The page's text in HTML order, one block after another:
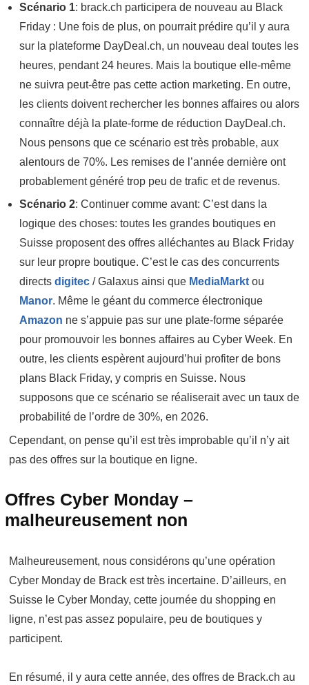
Scénario 1: brack.ch participera de nouveau au Black
Friday : Une fois de plus, on pourrait prédire qu’il y aura
sur la plateforme DayDeal.ch, un nouveau deal toutes les
heures, pendant 24 heures. Mais la boutique elle-même
ne suivra peut-être pas cette action marketing. En outre,
les clients doivent rechercher les bonnes affaires ou alors
connaître déjà la plate-forme de réduction DayDeal.ch.
Nous pensons que ce scénario est très probable, aux
alentours de 70%. Les remises de l’année dernière ont
probablement généré trop peu de trafic et de revenus.
Scénario 2: Continuer comme avant: C’est dans la
logique des choses: toutes les grandes boutiques en
Suisse proposent des offres alléchantes au Black Friday
sur leur propre boutique. C’est le cas des concurrents
directs digitec / Galaxus ainsi que MediaMarkt ou
Manor. Même le géant du commerce électronique
Amazon ne s’appuie pas sur une plate-forme séparée
pour promouvoir les bonnes affaires au Cyber Week. En
outre, les clients espèrent aujourd’hui profiter de bons
plans Black Friday, y compris en Suisse. Nous
supposons que ce scénario se réaliserait avec un taux de
probabilité de l’ordre de 30%, en 2026.
Cependant, on pense qu’il est très improbable qu’il n’y ait
pas des offres sur la boutique en ligne.
Offres Cyber Monday –
malheureusement non
Malheureusement, nous considérons qu’une opération
Cyber Monday de Brack est très incertaine. D’ailleurs, en
Suisse le Cyber Monday, cette journée du shopping en
ligne, n’est pas assez populaire, peu de boutiques y
participent.
En résumé, il y aura cette année, des offres de Brack.ch au